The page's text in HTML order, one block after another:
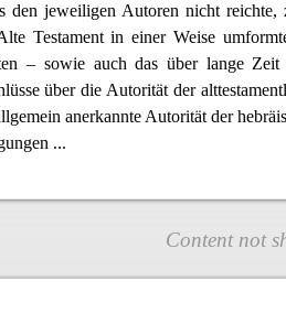
den jeweiligen Autoren nicht reichte,
Testament in einer Weise
– sowie auch das über lange Zeit
über die Autorität der
anerkannte Autorität der
...
Content not